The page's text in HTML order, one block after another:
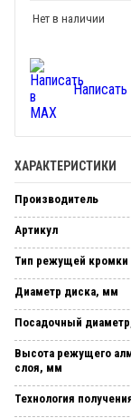
Нет в наличии
Написать
ХАРАКТЕРИСТИКИ
Производитель
Артикул
Тип режущей кромки
Диаметр диска, мм
Посадочный
Высота режущего
слоя, мм
Технология